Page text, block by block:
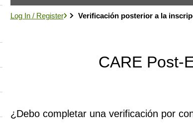
Log In / Register Verificación posterior a la
CARE Post-
¿Debo completar una verificación por